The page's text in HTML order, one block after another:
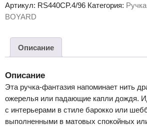
UNICA
Артикул: RS440CP.4/96 Категория:
BOYARD
Описание
Описание
Эта ручка-фантазия напоминает нить
ожерелья или падающие капли дождя.
с интерьерами в стиле барокко или
выполненными в матовых спокойных